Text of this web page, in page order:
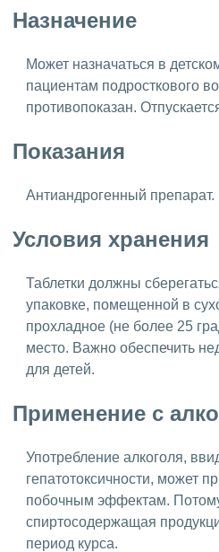
Назначение
Может назначаться в
пациентам подросткового
противопоказан.
Показания
Антиандрогенный препарат.
Условия хранения
Таблетки должны
упаковке, помещенной в
прохладное (не более 25
место. Важно обеспечить
для детей.
Применение с
Употребление алкоголя,
гепатотоксичности, может
побочным эффектам.
спиртосодержащая
период курса.